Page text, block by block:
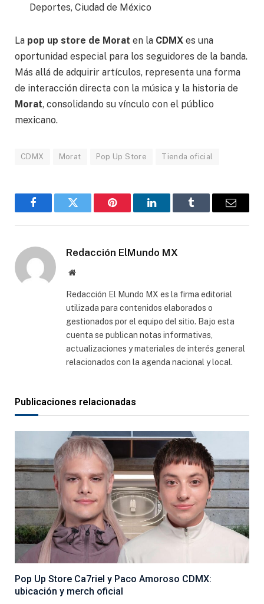
Deportes, Ciudad de México
La pop up store de Morat en la CDMX es una
oportunidad especial para los seguidores de la banda.
Más allá de adquirir artículos, representa una forma
de interacción directa con la música y la historia de
Morat, consolidando su vínculo con el público
mexicano.
CDMX Morat Pop Up Store Tienda oficial
FacebookGorjeo Pinterest LinkedInTumblr
Correo
Redacción ElMundo MX
Sitio
Redacción El Mundo MX es la firma editorial
utilizada para contenidos elaborados o
gestionados por el equipo del sitio. Bajo esta
cuenta se publican notas informativas,
actualizaciones y materiales de interés general
relacionados con la agenda nacional y local.
Publicaciones relacionadas
Pop Up Store Ca7riel y Paco Amoroso CDMX:
ubicación y merch oficial